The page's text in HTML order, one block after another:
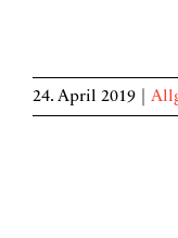
24. April 2019